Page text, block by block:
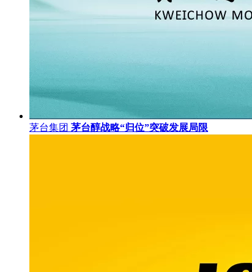
茅台集团 茅台醇战略“归位”突破发展局限